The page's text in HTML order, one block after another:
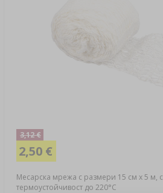
Месарска мрежа с размери 15 см x 5 м, с
термоустойчивост до 220°C
3,12 €
2,50 €